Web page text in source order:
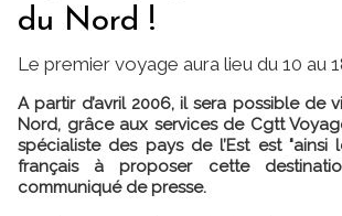
du Nord !
Le premier voyage aura lieu du 10 au
A partir d’avril 2006, il sera possible de
Nord, grâce aux services de Cgtt
spécialiste des pays de l’Est est "ainsi
français à proposer cette
communiqué de presse.